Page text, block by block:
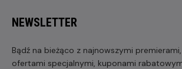
NEWSLETTER
Bądź na bieżąco z najnowszymi
ofertami specjalnymi, kuponami